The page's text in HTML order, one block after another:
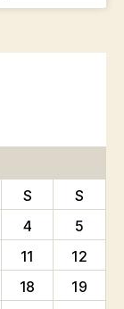
S
S
4
5
11
12
18
19